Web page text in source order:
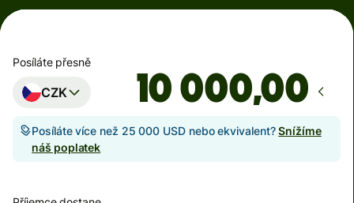
Posíláte přesně
CZK ,00
Posíláte více než 25 000 USD nebo ekvivalent?Snížíme
náš poplatek